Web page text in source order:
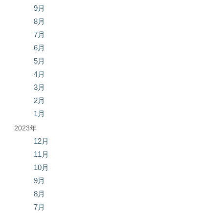
9月
8月
7月
6月
5月
4月
3月
2月
1月
2023年
12月
11月
10月
9月
8月
7月